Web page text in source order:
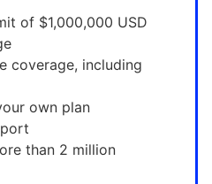
of $1,000,000 USD
coverage, including
own plan
than 2 million